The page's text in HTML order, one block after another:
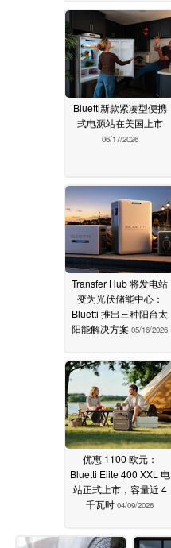
Bluetti新款紧凑型便携
式电源站在美国上市
06/17/2026
Transfer Hub 将发电站
变为光伏储能中心：
Bluetti 推出三种阳台太
阳能解决方案 05/16/2026
优惠 1100 欧元：
Bluetti Elite 400 XXL 电
站正式上市，容量近 4
千瓦时 04/09/2026